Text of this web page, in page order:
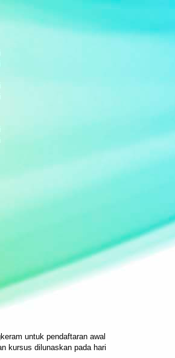
untuk pendaftaran awal
kursus dilunaskan pada hari